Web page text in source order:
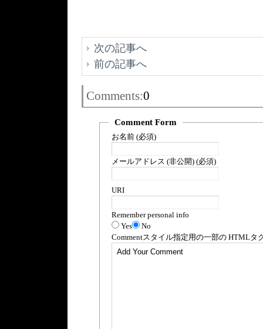
次の記事へ
前の記事へ
Comments:0
Comment Form
お名前 (必須)
メールアドレス (非公開) (必須)
URI
Remember personal info
Yes
No
Commentスタイル指定用の一部の HTMLタ